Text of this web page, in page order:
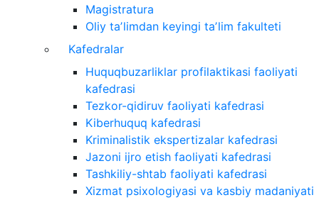
Magistratura
Oliy taʼlimdan keyingi taʼlim fakulteti
Kafedralar
Huquqbuzarliklar profilaktikasi faoliyati
kafedrasi
Tezkor-qidiruv faoliyati kafedrasi
Kiberhuquq kafedrasi
Kriminalistik ekspertizalar kafedrasi
Jazoni ijro etish faoliyati kafedrasi
Tashkiliy-shtab faoliyati kafedrasi
Xizmat psixologiyasi va kasbiy madaniyati